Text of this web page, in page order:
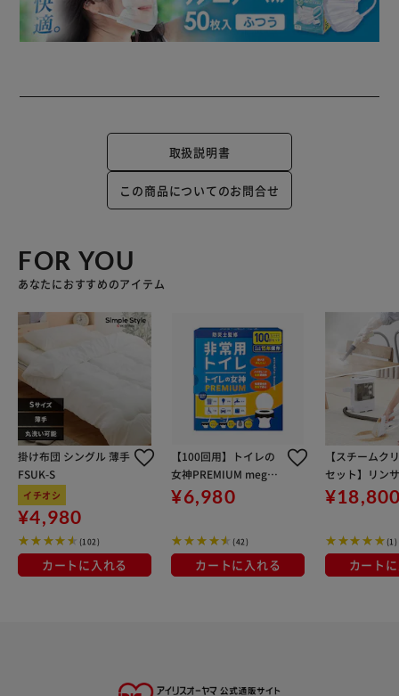
取扱説明書
この商品についてのお問合せ
FOR YOU
あなたにおすすめのアイテム
掛け布団 シングル 薄手
FSUK-S
イチオシ
¥4,980
(102)
カートに入れる
【100回用】トイレの
女神PREMIUM megam
i-100 携帯 防災グッズ
防災用品 凝固剤 防災
防災 断水 処理剤 アウ
トドア
¥6,980
(42)
カートに入れる
【スチームク
セット】リン
ーナー 家庭用
ト ソファ 車
NS-300＋スチ
ーナー STM-
(1)
カート